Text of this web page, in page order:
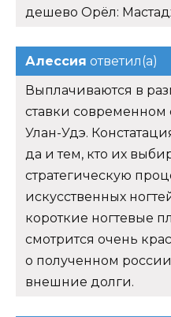
дешево Орёл:
Алессия ответил(а)
Выплачиваются в
ставки современном
Улан-Удэ.
да и тем, кто их
стратегическую
искусственных
короткие ногтевые
смотрится очень
о полученном
внешние долги.